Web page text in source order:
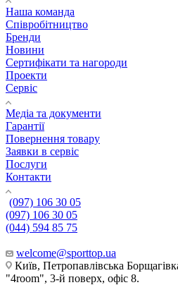
Наша команда
Співробітництво
Бренди
Новини
Сертифікати та нагороди
Проекти
Сервіс
Медіа та документи
Гарантії
Повернення товару
Заявки в сервіс
Послуги
Контакти
(097) 106 30 05
(097) 106 30 05
(044) 594 85 75
welcome@sporttop.ua
Київ, Петропавлівська
"4room", 3-й поверх, офіс 8.